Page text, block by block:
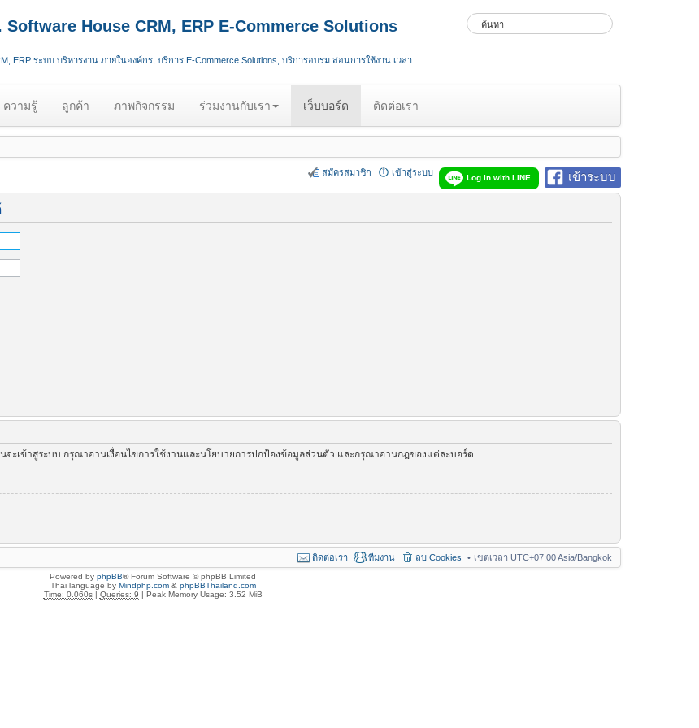
Software House CRM, ERP E-Commerce Solutions
ERP ระบบ บริหารงาน ภายในองค์กร, บริการ E-Commerce Solutions, บริการอบรม สอนการใช้งาน เวลา
ความรู้ ลูกค้า ภาพกิจกรรม ร่วมงานกับเรา เว็บบอร์ด ติดต่อเรา
เข้าระบบ
Log in with LINE
เข้าสู่ระบบ
สมัครสมาชิก
ะเข้าสู่ระบบ กรุณาอ่านเงื่อนไขการใช้งานและนโยบายการปกป้องข้อมูลส่วนตัว และกรุณาอ่านกฎของแต่ละบอร์ด
เขตเวลา UTC+07:00 Asia/Bangkok
ลบ Cookies
ทีมงาน
ติดต่อเรา
Powered by phpBB® Forum Software © phpBB Limited
Thai language by Mindphp.com& phpBBThailand.com
Time: 0.060s| Queries: 9 | Peak Memory Usage: 3.52 MiB